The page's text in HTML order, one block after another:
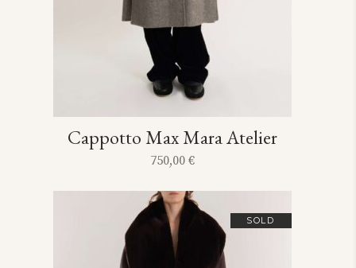
Cappotto Max Mara Atelier
750,00 €
SOLD